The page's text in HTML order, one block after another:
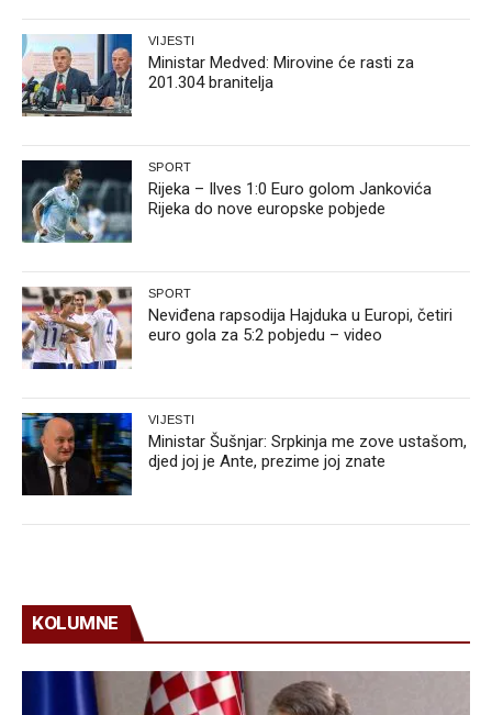
VIJESTI
Ministar Medved: Mirovine će rasti za
201.304 branitelja
SPORT
Rijeka – Ilves 1:0 Euro golom Jankovića
Rijeka do nove europske pobjede
SPORT
Neviđena rapsodija Hajduka u Europi, četiri
euro gola za 5:2 pobjedu – video
VIJESTI
Ministar Šušnjar: Srpkinja me zove ustašom,
djed joj je Ante, prezime joj znate
KOLUMNE